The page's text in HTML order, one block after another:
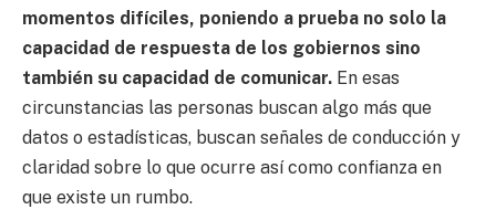
momentos difíciles, poniendo a prueba no solo la
capacidad de respuesta de los gobiernos sino
también su capacidad de comunicar. En esas
circunstancias las personas buscan algo más que
datos o estadísticas, buscan señales de conducción y
claridad sobre lo que ocurre así como confianza en
que existe un rumbo.